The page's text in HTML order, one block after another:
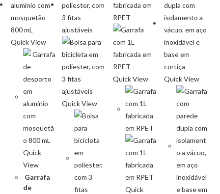
Quick View
Quick
View
Garrafa
de
Quick View
Quick View
Quick
Quick View